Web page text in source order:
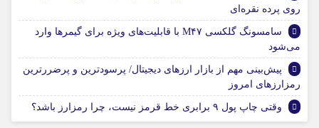
روی پرده نقره‌ای
سامسونگ گلکسی M۴۷ با قابلیت‌های ویژه برای گیمرها وارد
می‌شود
پیش‌بینی مهم از بازار ارزهای دیجیتال/ پرسودترین و پرضررترین
رمزارزهای امروز
وقتی چاپ پول ۹ برابری خط قرمز نیست، چرا رمزارز باشد؟